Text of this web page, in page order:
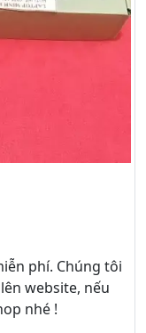
phí. Chúng tôi
website, nếu
nhé !